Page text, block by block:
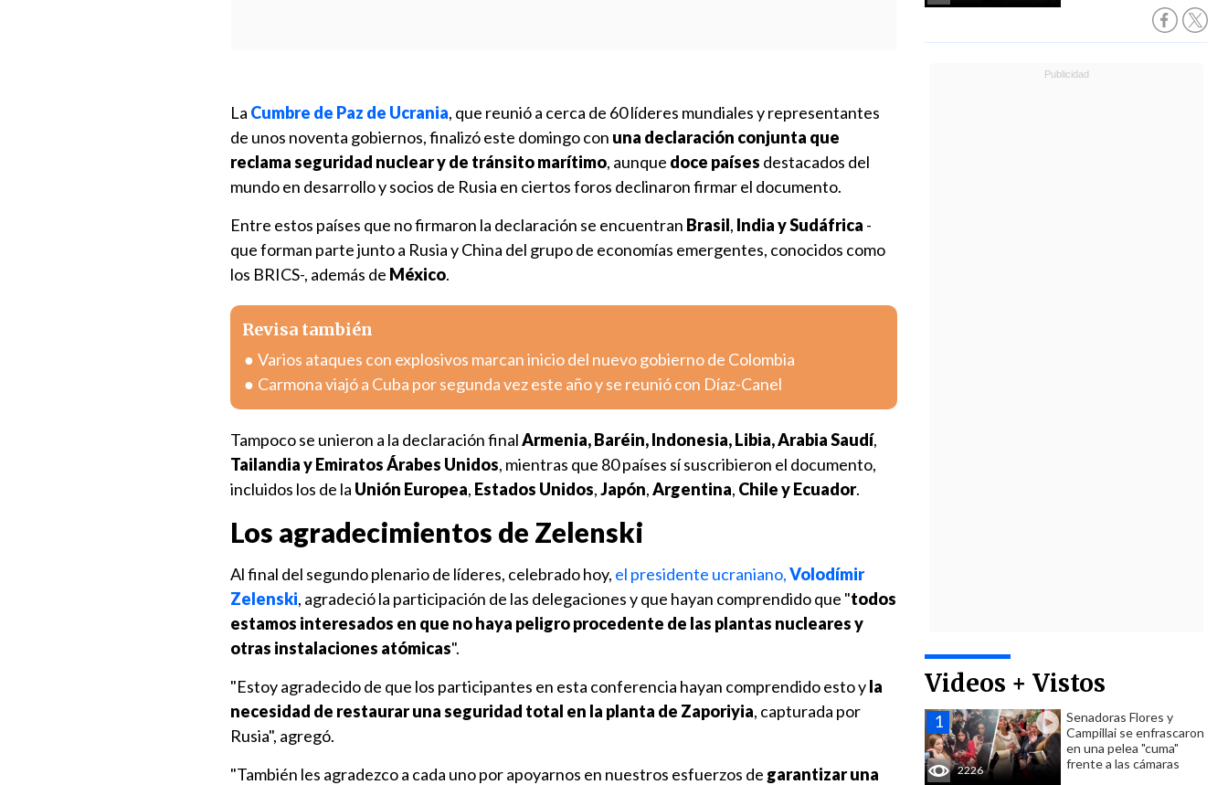
Videos + Vistos
2226
Senadoras Flores y
Campillai se enfrascaron
en una pelea "cuma"
frente a las cámaras
La Cumbre de Paz de Ucrania, que reunió a cerca de 60 líderes mundiales y representantes
de unos noventa gobiernos, finalizó este domingo con una declaración conjunta que
reclama seguridad nuclear y de tránsito marítimo, aunque doce países destacados del
mundo en desarrollo y socios de Rusia en ciertos foros declinaron firmar el documento.
Entre estos países que no firmaron la declaración se encuentran Brasil, India y Sudáfrica -
que forman parte junto a Rusia y China del grupo de economías emergentes, conocidos como
los BRICS-, además de México.
Revisa también
Varios ataques con explosivos marcan inicio del nuevo gobierno de Colombia
Carmona viajó a Cuba por segunda vez este año y se reunió con Díaz-Canel
Tampoco se unieron a la declaración finalArmenia, Baréin, Indonesia, Libia, Arabia Saudí,
Tailandia y Emiratos Árabes Unidos, mientras que 80 países sí suscribieron el documento,
incluidos los de la Unión Europea, Estados Unidos,Japón,Argentina, Chile y Ecuador.
Los agradecimientos de Zelenski
Al final del segundo plenario de líderes, celebrado hoy, el presidente ucraniano,Volodímir
Zelenski, agradeció la participación de las delegaciones y que hayan comprendido que "todos
estamos interesados en que no haya peligro procedente de las plantas nucleares y
otras instalaciones atómicas".
"Estoy agradecido de que los participantes en esta conferencia hayan comprendido esto yla
necesidad de restaurar una seguridad total en la planta de Zaporiyia, capturada por
Rusia", agregó.
"También les agradezco a cada uno por apoyarnos en nuestros esfuerzos de garantizar una